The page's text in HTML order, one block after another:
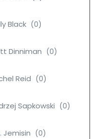
Black (0)
Dinniman (0)
Reid (0)
Sapkowski (0)
Jemisin (0)